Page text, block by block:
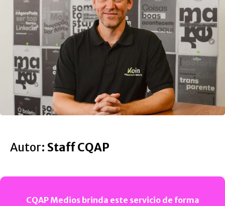
Autor: Staff CQAP
CQAP Medios brinda este servicio de forma